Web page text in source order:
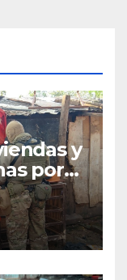
y
por
en